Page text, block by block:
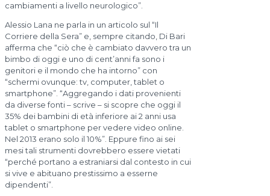
cambiamenti a livello neurologico”.
Alessio Lana ne parla in un articolo sul “Il
Corriere della Sera” e, sempre citando, Di Bari
afferma che “ciò che è cambiato davvero tra un
bimbo di oggi e uno di cent’anni fa sono i
genitori e il mondo che ha intorno” con
“schermi ovunque: tv, computer, tablet o
smartphone”. “Aggregando i dati provenienti
da diverse fonti – scrive – si scopre che oggi il
35% dei bambini di età inferiore ai 2 anni usa
tablet o smartphone per vedere video online.
Nel 2013 erano solo il 10%”. Eppure fino ai sei
mesi tali strumenti dovrebbero essere vietati
“perché portano a estraniarsi dal contesto in cui
si vive e abituano prestissimo a esserne
dipendenti”.